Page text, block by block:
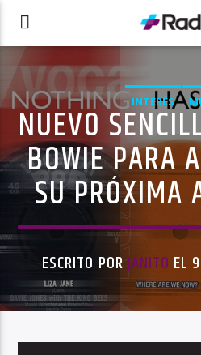
INTERÉS
NUEVO
BOWIE PARA
SU PRÓXIMA
ESCRITO PORJANITO EL